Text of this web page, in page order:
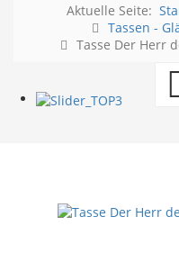
Aktuelle Seite:
Tassen -
Tasse Der Herr